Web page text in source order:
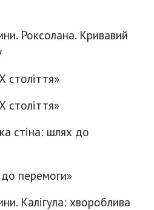
Роксолана. Кривавий
століття»
століття»
стіна: шлях до
перемоги»
Калігула: хвороблива